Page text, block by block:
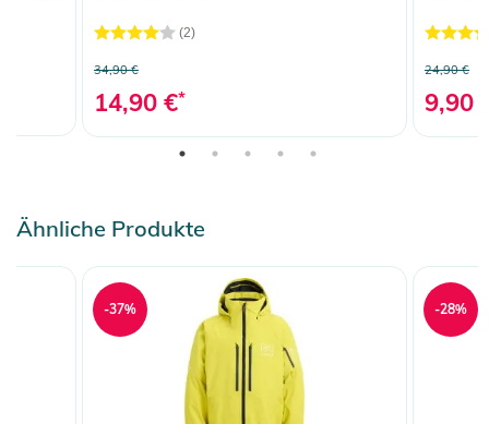
(2)
34,90 €
14,90 €*
24,90 €
9,90
Ähnliche Produkte
-37% -28%